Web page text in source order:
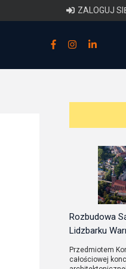
ZALOGUJ
zakres i forma projektu
przestrzennym
Rozbudowa
Lidzbarku
Przedmiotem
całościowej